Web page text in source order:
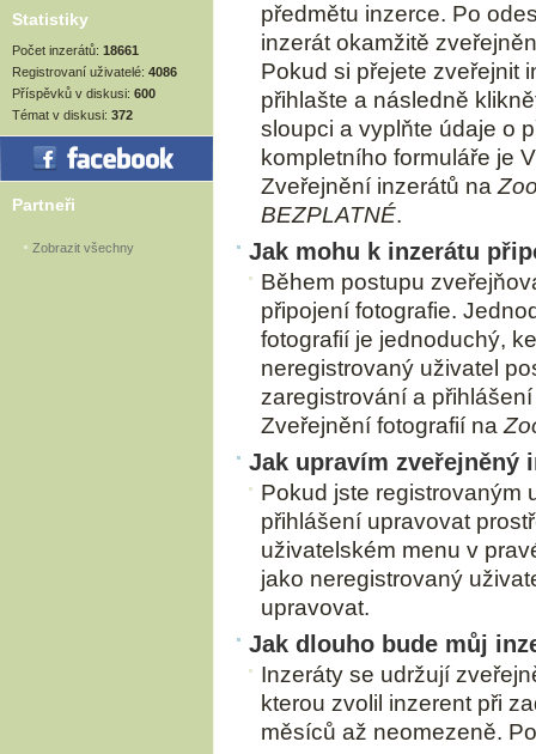
Statistiky
Počet inzerátů: 18661
Registrovaní uživatelé: 4086
Příspěvků v diskusi: 600
Témat v diskusi: 372
Partneři
Zobrazit všechny
předmětu inzerce. Po
inzerát okamžitě
Pokud si přejete zveřejnit
přihlašte a následně
sloupci a vyplňte údaje o
kompletního formuláře je
Zveřejnění inzerátů na
BEZPLATNÉ.
Jak mohu k inzerátu
Během postupu
připojení fotografie.
fotografií je jednoduchý,
neregistrovaný uživatel
zaregistrování a
Zveřejnění fotografií na
Jak upravím zveřejněný
Pokud jste registrovaným
přihlášení upravovat
uživatelském menu v
jako neregistrovaný
upravovat.
Jak dlouho bude můj
Inzeráty se udržují
kterou zvolil inzerent při
měsíců až neomezeně.